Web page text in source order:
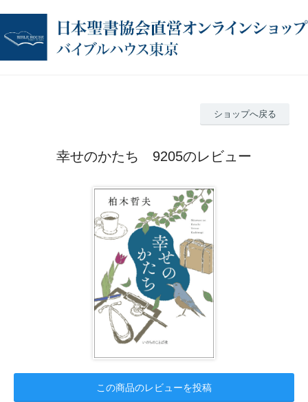
ショップへ戻る
幸せのかたち 9205のレビュー
この商品のレビューを投稿